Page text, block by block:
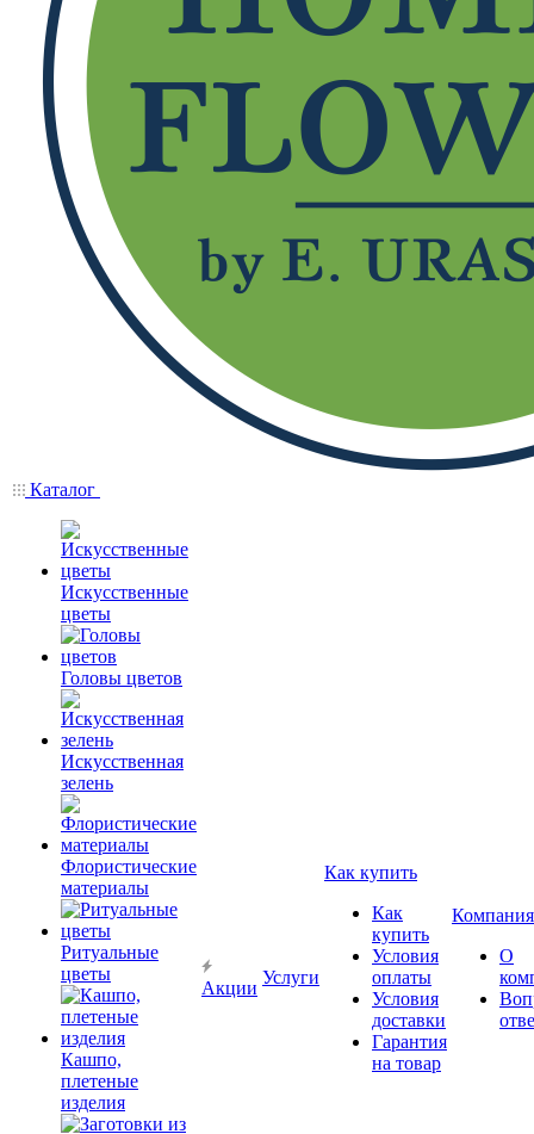
Каталог
Искусственные
цветы
Головы цветов
Искусственная
зелень
Флористические
материалы
Ритуальные
цветы
Кашпо,
плетеные
изделия
Акции
Услуги
Как купить
Как
купить
Условия
оплаты
Условия
доставки
Гарантия
на товар
Компания
О